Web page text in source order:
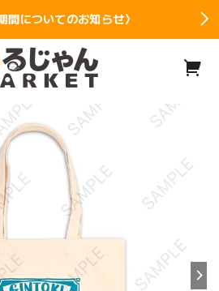
間についてのお知らせ〉